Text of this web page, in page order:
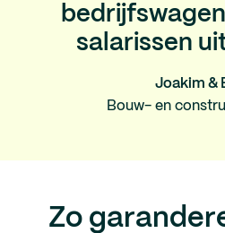
salarissen
Joakim &
Bouw- en
Zo